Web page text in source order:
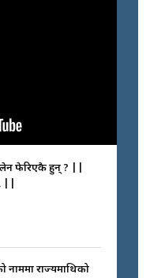
फेरिएकै हुन् ? ||
||
नाममा राज्यमाथिको